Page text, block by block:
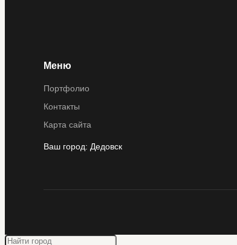
Меню
Портфолио
Контакты
Карта сайта
Ваш город: Дедовск